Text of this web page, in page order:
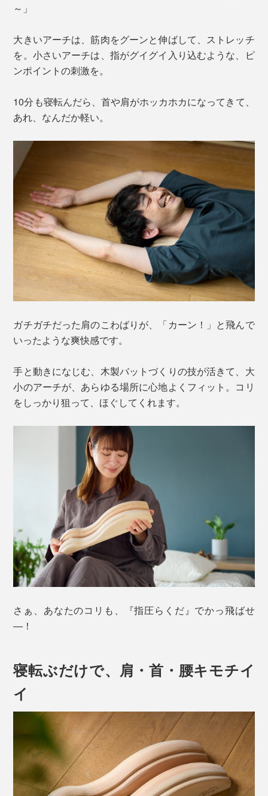
～」
大きいアーチは、筋肉をグーンと伸ばして、ストレッチ
を。小さいアーチは、指がグイグイ入り込むような、ピ
ンポイントの刺激を。
10分も寝転んだら、首や肩がホッカホカになってきて、
あれ、なんだか軽い。
ガチガチだった肩のこわばりが、「カーン！」と飛んで
いったような爽快感です。
手と動きになじむ、木製バットづくりの技が活きて、大
小のアーチが、あらゆる場所に心地よくフィット。コリ
をしっかり狙って、ほぐしてくれます。
さぁ、あなたのコリも、『指圧らくだ』でかっ飛ばせ
―！
寝転ぶだけで、肩・首・腰キモチイ
イ